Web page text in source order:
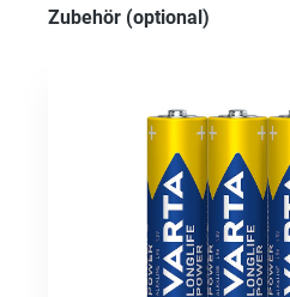
Produktgalerie überspringen
Zubehör (optional)